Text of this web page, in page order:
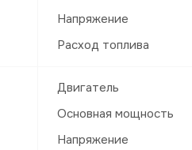
Напряжение
Расход топлива
Двигатель
Основная мощность
Напряжение